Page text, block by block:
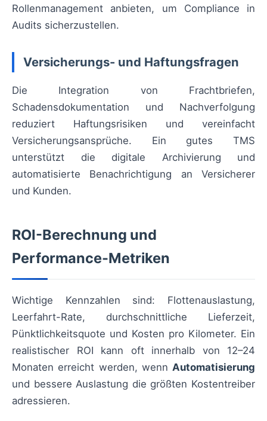
Rollenmanagement anbieten, um Compliance in
Audits sicherzustellen.
Versicherungs- und Haftungsfragen
Die Integration von Frachtbriefen,
Schadensdokumentation und Nachverfolgung
reduziert Haftungsrisiken und vereinfacht
Versicherungsansprüche. Ein gutes TMS
unterstützt die digitale Archivierung und
automatisierte Benachrichtigung an Versicherer
und Kunden.
ROI-Berechnung und
Performance-Metriken
Wichtige Kennzahlen sind: Flottenauslastung,
Leerfahrt-Rate, durchschnittliche Lieferzeit,
Pünktlichkeitsquote und Kosten pro Kilometer. Ein
realistischer ROI kann oft innerhalb von 12–24
Monaten erreicht werden, wenn Automatisierung
und bessere Auslastung die größten Kostentreiber
adressieren.